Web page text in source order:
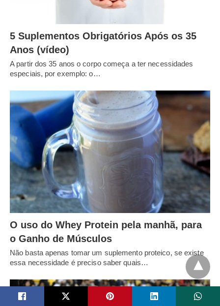
5 Suplementos Obrigatórios Após os 35
Anos (vídeo)
A partir dos 35 anos o corpo começa a ter necessidades
especiais, por exemplo: o…
O uso do Whey Protein pela manhã, para
o Ganho de Músculos
Não basta apenas tomar um suplemento proteico, se existe
essa necessidade é preciso saber quais…